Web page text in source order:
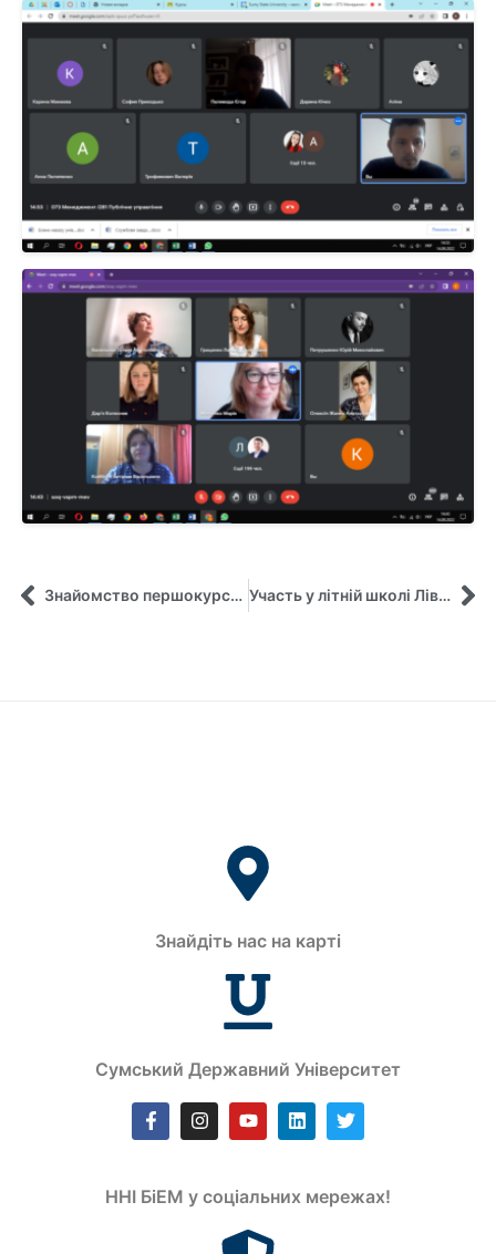
Знайомство першокурсників з кафедрою управління Участь у літній школі Ліверпульського Університету
Знайдіть нас на карті
Сумський Державний Університет
ННІ БіЕМ у соціальних мережах!